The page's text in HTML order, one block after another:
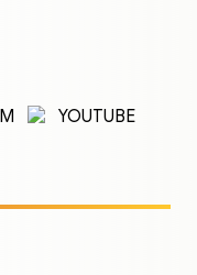
khẩu đểYOUTUBE